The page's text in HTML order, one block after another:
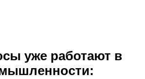
уже работают в